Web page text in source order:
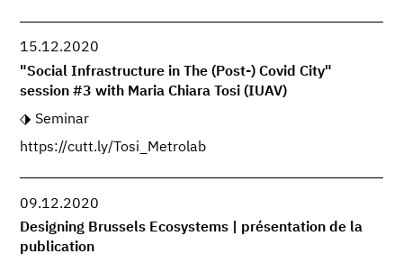
15.12.2020
"Social Infrastructure in The (Post-) Covid City"
session #3 with Maria Chiara Tosi (IUAV)
Seminar
https://cutt.ly/Tosi_Metrolab
09.12.2020
Designing Brussels Ecosystems | présentation de la
publication